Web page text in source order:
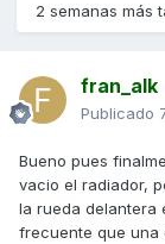
2 semanas más
fran_alk
Publicado
Bueno pues
vacio el radiador,
la rueda delantera
frecuente que una